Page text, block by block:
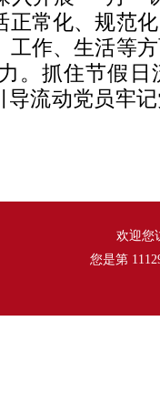
正常化、规范
工作、生活等
。抓住节假日
导流动党员牢
欢迎您
您是第